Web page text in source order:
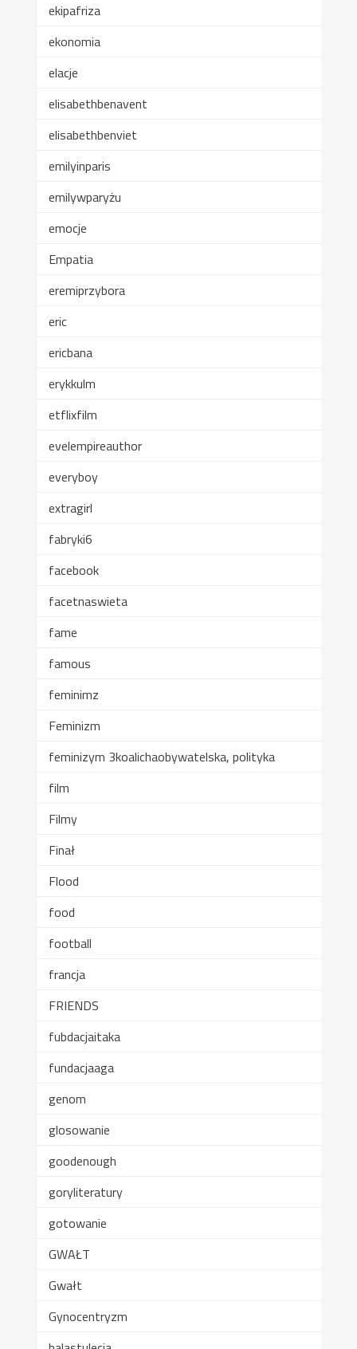
ekipafriza
ekonomia
elacje
elisabethbenavent
elisabethbenviet
emilyinparis
emilywparyżu
emocje
Empatia
eremiprzybora
eric
ericbana
erykkulm
etflixfilm
evelempireauthor
everyboy
extragirl
fabryki6
facebook
facetnaswieta
fame
famous
feminimz
Feminizm
feminizym 3koalichaobywatelska, polityka
film
Filmy
Finał
Flood
food
football
francja
FRIENDS
fubdacjaitaka
fundacjaaga
genom
glosowanie
goodenough
goryliteratury
gotowanie
GWAŁT
Gwałt
Gynocentryzm